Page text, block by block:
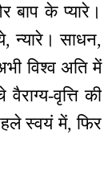
बाप के प्यारे।
न्यारे। साधन,
विश्व अति में
वृत्ति की
स्वयं में, फिर